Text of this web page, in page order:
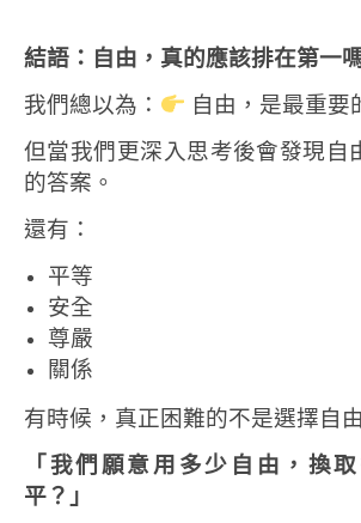
結語：自由，真的應該排在第一
我們總以為：
自由，是最重要
但當我們更深入思考後會發現 自
的答案。
還有：
平等
安全
尊嚴
關係
有時候，真正困難的不是選擇自由
「我們願意用多少自由，換
平？」